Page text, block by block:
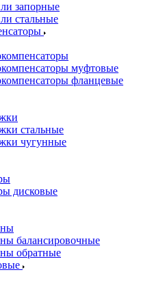
запорные
стальные
муфтовые
фланцевые
стальные
чугунные
дисковые
балансировочные
обратные